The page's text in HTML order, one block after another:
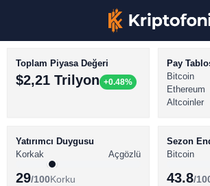
BİTCOİN HABERLERİ
ALTCOİN HABERLERİ
Toplam Piyasa Değeri
$2,21 Trilyon +0.48%
Pay
Bitcoin
Ethereum
Altcoinler
Yatırımcı Duygusu
Korkak
Açgözlü
29/100Korku
Sezon
Bitcoin
43.8/